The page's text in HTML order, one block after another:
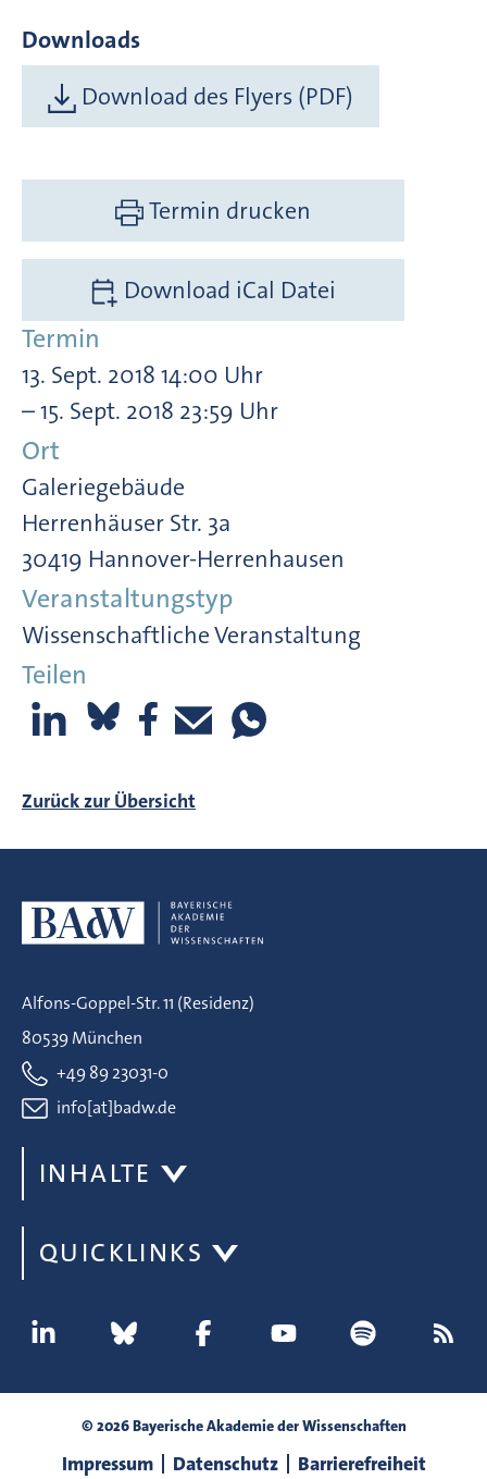
Downloads
Download des Flyers (PDF)
Termin drucken
Download iCal Datei
Termin
13. Sept. 2018 14:00 Uhr
– 15. Sept. 2018 23:59 Uhr
Ort
Galeriegebäude
Herrenhäuser Str. 3a
30419 Hannover-Herrenhausen
Veranstaltungstyp
Wissenschaftliche Veranstaltung
Teilen
Zurück zur Übersicht
Alfons-Goppel-Str. 11 (Residenz)
80539 München
+49 89 23031-0
info[at]badw.de
INHALTE
QUICKLINKS
© 2026 Bayerische Akademie der Wissenschaften
Impressum Datenschutz Barrierefreiheit